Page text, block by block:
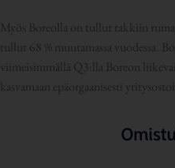
Myös Boreolla on tullut takkiin
tullut 68 % muutamassa vuodessa.
viimeisimmällä Q3:lla Boreon
kasvamaan epäorgaanisesti